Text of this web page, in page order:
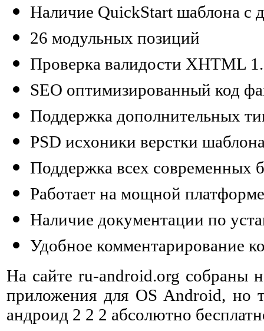
Наличие QuickStart шаблона с
26 модульных позиций
Проверка валидости XHTML
SEO оптимизированный код
Поддержка дополнительных
PSD исхоники верстки
Поддержка всех современных
Работает на мощной
Наличие документации по
Удобное комментарирование
На сайте ru-android.org собраны
приложения для OS Android, но
андроид 2 2 2 абсолютно